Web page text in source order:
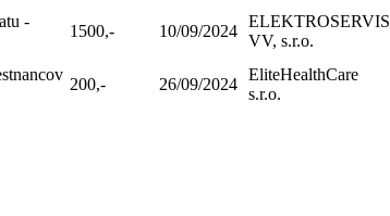
-
1500,- 10/09/2024
ELEKTROSERVIS
VV, s.r.o.
200,- 26/09/2024
EliteHealthCare
s.r.o.